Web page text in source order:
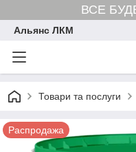
ВСЕ
Альянс ЛКМ
Товари та послуги
Распродажа